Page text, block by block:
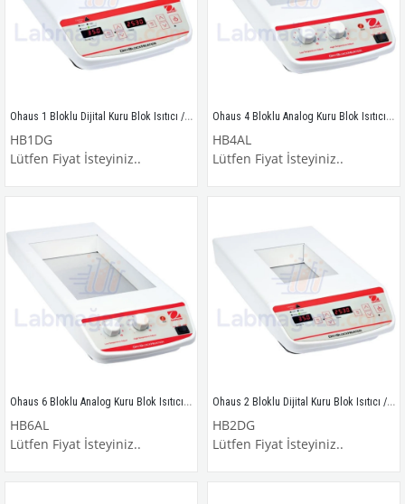
Ohaus 1 Bloklu Dijital Kuru Blok Isıtıcı / HB1DG
HB1DG
Lütfen Fiyat İsteyiniz..
Ohaus 4 Bloklu Analog Kuru Blok Isıtıcı / HB4AL
HB4AL
Lütfen Fiyat İsteyiniz..
Ohaus 6 Bloklu Analog Kuru Blok Isıtıcı / HB6AL
HB6AL
Lütfen Fiyat İsteyiniz..
Ohaus 2 Bloklu Dijital Kuru Blok Isıtıcı / HB2DG
HB2DG
Lütfen Fiyat İsteyiniz..